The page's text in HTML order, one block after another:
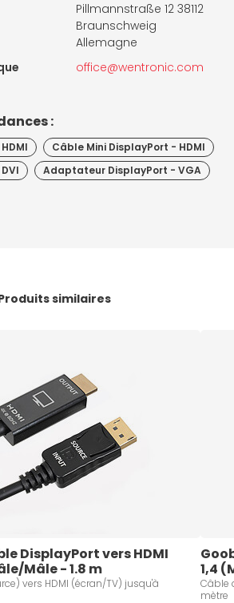
Pillmannstraße 12 38112
Braunschweig
Allemagne
office@wentronic.com
:
Câble Mini DisplayPort - HDMI
Adaptateur DisplayPort - VGA
similaires
DisplayPort vers HDMI
Mâle - 1.8 m
vers HDMI (écran/TV) jusqu'à
1,4
Câble
mètre